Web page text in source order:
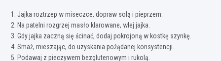
Jajka roztrzep w miseczce, dopraw solą i pieprzem.
Na patelni rozgrzej masło klarowane, wlej jajka.
Gdy jajka zaczną się ścinać, dodaj pokrojoną w kostkę szynkę.
Smaż, mieszając, do uzyskania pożądanej konsystencji.
Podawaj z pieczywem bezglutenowym i rukolą.